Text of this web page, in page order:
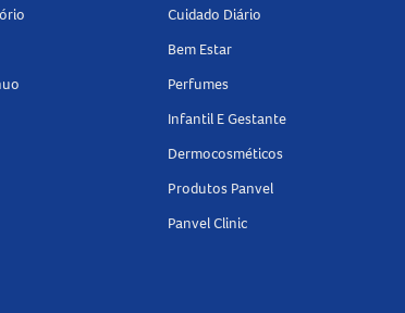
Cuidado Diário
Bem Estar
Perfumes
Infantil E Gestante
Dermocosméticos
Produtos Panvel
Panvel Clinic